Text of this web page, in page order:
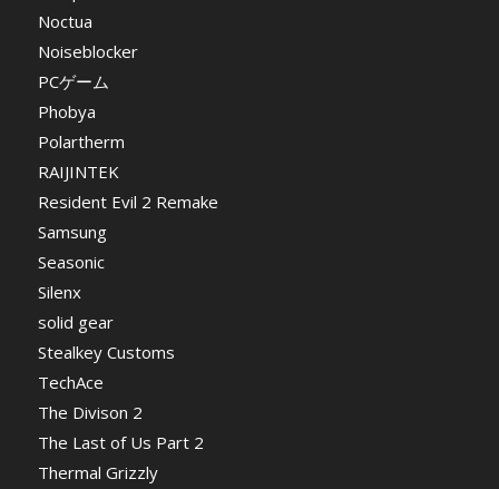
Noctua
Noiseblocker
PCゲーム
Phobya
Polartherm
RAIJINTEK
Resident Evil 2 Remake
Samsung
Seasonic
Silenx
solid gear
Stealkey Customs
TechAce
The Divison 2
The Last of Us Part 2
Thermal Grizzly